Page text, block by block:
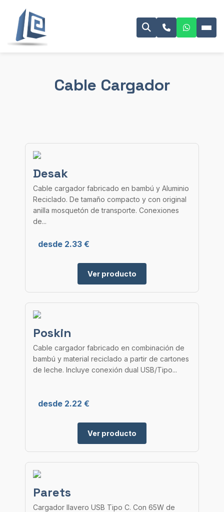
Cable Cargador
Desak
Cable cargador fabricado en bambú y Aluminio
Reciclado. De tamaño compacto y con original
anilla mosquetón de transporte. Conexiones
de...
desde 2.33 €
Ver producto
Poskin
Cable cargador fabricado en combinación de
bambú y material reciclado a partir de cartones
de leche. Incluye conexión dual USB/Tipo...
desde 2.22 €
Ver producto
Parets
Cargador llavero USB Tipo C. Con 65W de